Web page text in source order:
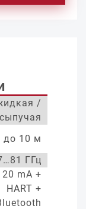
/
сыпучая
до 10 м
ГГц
mA +
HART +